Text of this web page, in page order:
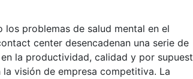
problemas de salud mental en el
center desencadenan una serie de
la productividad, calidad y por
visión de empresa competitiva. La